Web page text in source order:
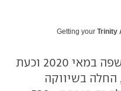
Getting your Trinity
ב.מ.וו סדרה 5 המחודשת נחשפה במאי 2020 וכעת
החלה בשיווקה